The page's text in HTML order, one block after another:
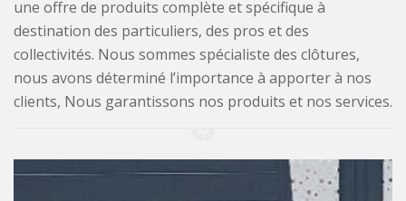
une offre de produits complète et spécifique à
destination des particuliers, des pros et des
collectivités. Nous sommes spécialiste des clôtures,
nous avons déterminé l’importance à apporter à nos
clients, Nous garantissons nos produits et nos services.